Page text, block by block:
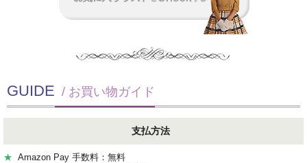
GUIDE / お買い物ガイド
支払方法
★ Amazon Pay 手数料：無料